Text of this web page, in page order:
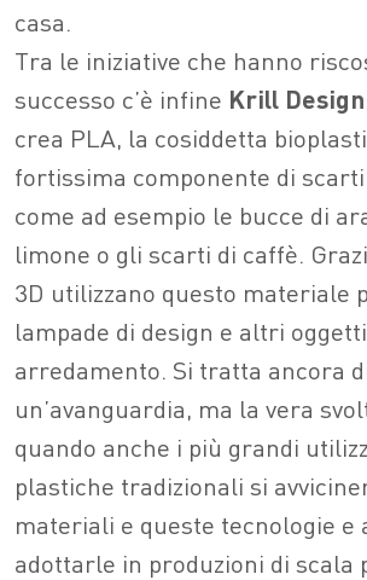
casa.
Tra le iniziative che hanno
successo c’è infine Krill Design
crea PLA, la cosiddetta
fortissima componente di
come ad esempio le bucce di
limone o gli scarti di caffè.
3D utilizzano questo materiale
lampade di design e altri
arredamento. Si tratta ancora
un’avanguardia, ma la vera
quando anche i più grandi
plastiche tradizionali si
materiali e queste tecnologie e
adottarle in produzioni di scala